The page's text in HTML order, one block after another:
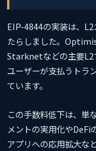
EIP-4844の実装は、
たらしました。
Starknetなどの主要L2
ユーザーが支払うトラ
ています。
この手数料低下は、単
メントの実用化やDeFi
アプリへの応用拡大な